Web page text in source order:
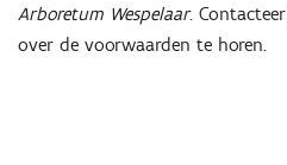
Arboretum Wespelaar. Contacteer
over de voorwaarden te horen.